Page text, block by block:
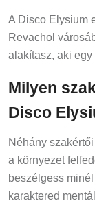
A Disco Elysium
Revachol
alakítasz, aki
Milyen
Disco
Néhány
a környezet
beszélgess
karaktered